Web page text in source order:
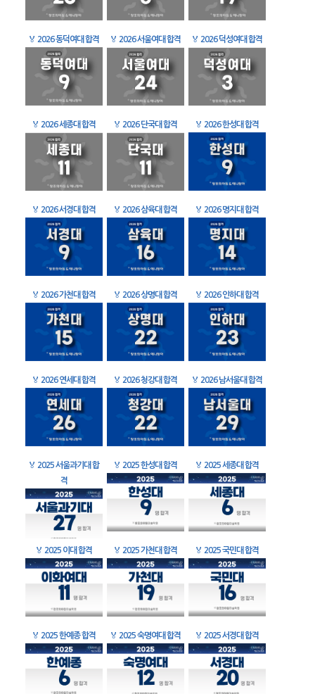
🏅 2026 동덕여대 합격 🏅 2026 서울여대 합격 🏅 2026 덕성여대 합격
🏅 2026 세종대 합격 🏅 2026 단국대 합격 🏅 2026 한성대 합격
🏅 2026 서경대 합격 🏅 2026 삼육대 합격 🏅 2026 명지대 합격
🏅 2026 가천대 합격 🏅 2026 상명대 합격 🏅 2026 인하대 합격
🏅 2026 연세대 합격 🏅 2026 청강대 합격 🏅 2026 남서울대 합격
🏅 2025 서울과기대 합
격
🏅 2025 한성대 합격 🏅 2025 세종대 합격
🏅 2025 이대 합격 🏅 2025 가천대 합격 🏅 2025 국민대 합격
🏅 2025 한예종 합격 🏅 2025 숙명여대 합격 🏅 2025 서경대 합격